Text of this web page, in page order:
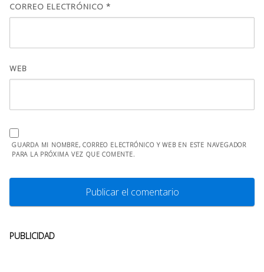
CORREO ELECTRÓNICO *
WEB
GUARDA MI NOMBRE, CORREO ELECTRÓNICO Y WEB EN ESTE NAVEGADOR
PARA LA PRÓXIMA VEZ QUE COMENTE.
PUBLICIDAD